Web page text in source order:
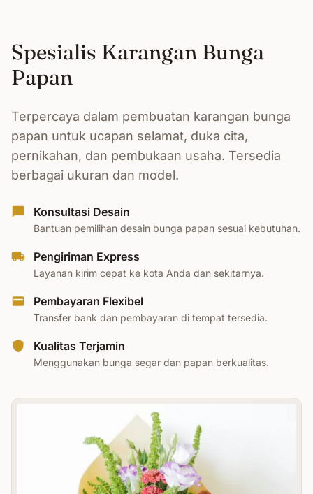
Spesialis Karangan Bunga
Papan
Terpercaya dalam pembuatan karangan bunga
papan untuk ucapan selamat, duka cita,
pernikahan, dan pembukaan usaha. Tersedia
berbagai ukuran dan model.
Konsultasi Desain
Bantuan pemilihan desain bunga papan sesuai kebutuhan.
Pengiriman Express
Layanan kirim cepat ke kota Anda dan sekitarnya.
Pembayaran Flexibel
Transfer bank dan pembayaran di tempat tersedia.
Kualitas Terjamin
Menggunakan bunga segar dan papan berkualitas.